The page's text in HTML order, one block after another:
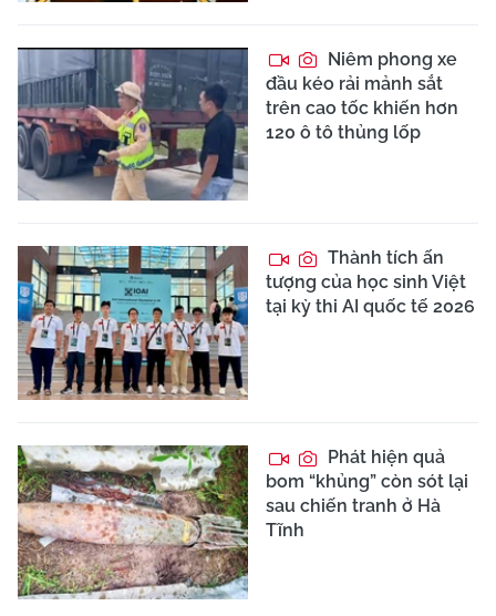
Niêm phong xe
đầu kéo rải mảnh sắt
trên cao tốc khiến hơn
120 ô tô thủng lốp
Thành tích ấn
tượng của học sinh Việt
tại kỳ thi AI quốc tế 2026
Phát hiện quả
bom “khủng” còn sót lại
sau chiến tranh ở Hà
Tĩnh